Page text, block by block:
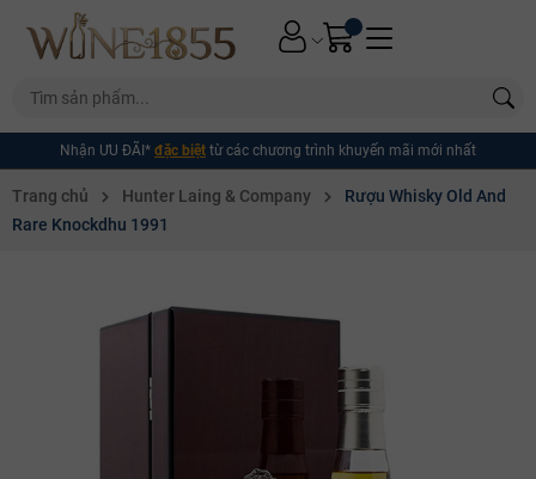
Nhận ƯU ĐÃI* đặc biệt từ các chương trình khuyến mãi mới nhất
Trang chủ Hunter Laing & Company
Rượu Whisky Old And
Rare Knockdhu 1991